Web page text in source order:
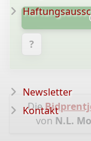
?
Die
von N.L.
Newsletter
Kontakt